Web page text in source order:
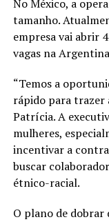
No México, a
tamanho.
empresa vai abrir
vagas na
“Temos a
rápido para trazer
Patrícia. A
mulheres,
incentivar a
buscar
étnico-racial.
O plano de dobrar